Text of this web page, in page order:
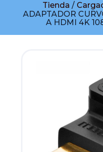
Tienda /
ADAPTADOR
A HDMI 4K